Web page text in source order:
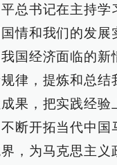
总书记在主持学
情和我们的发展
国经济面临的新
律，提炼和总结
果，把实践经验
断开拓当代中国
，为马克思主义